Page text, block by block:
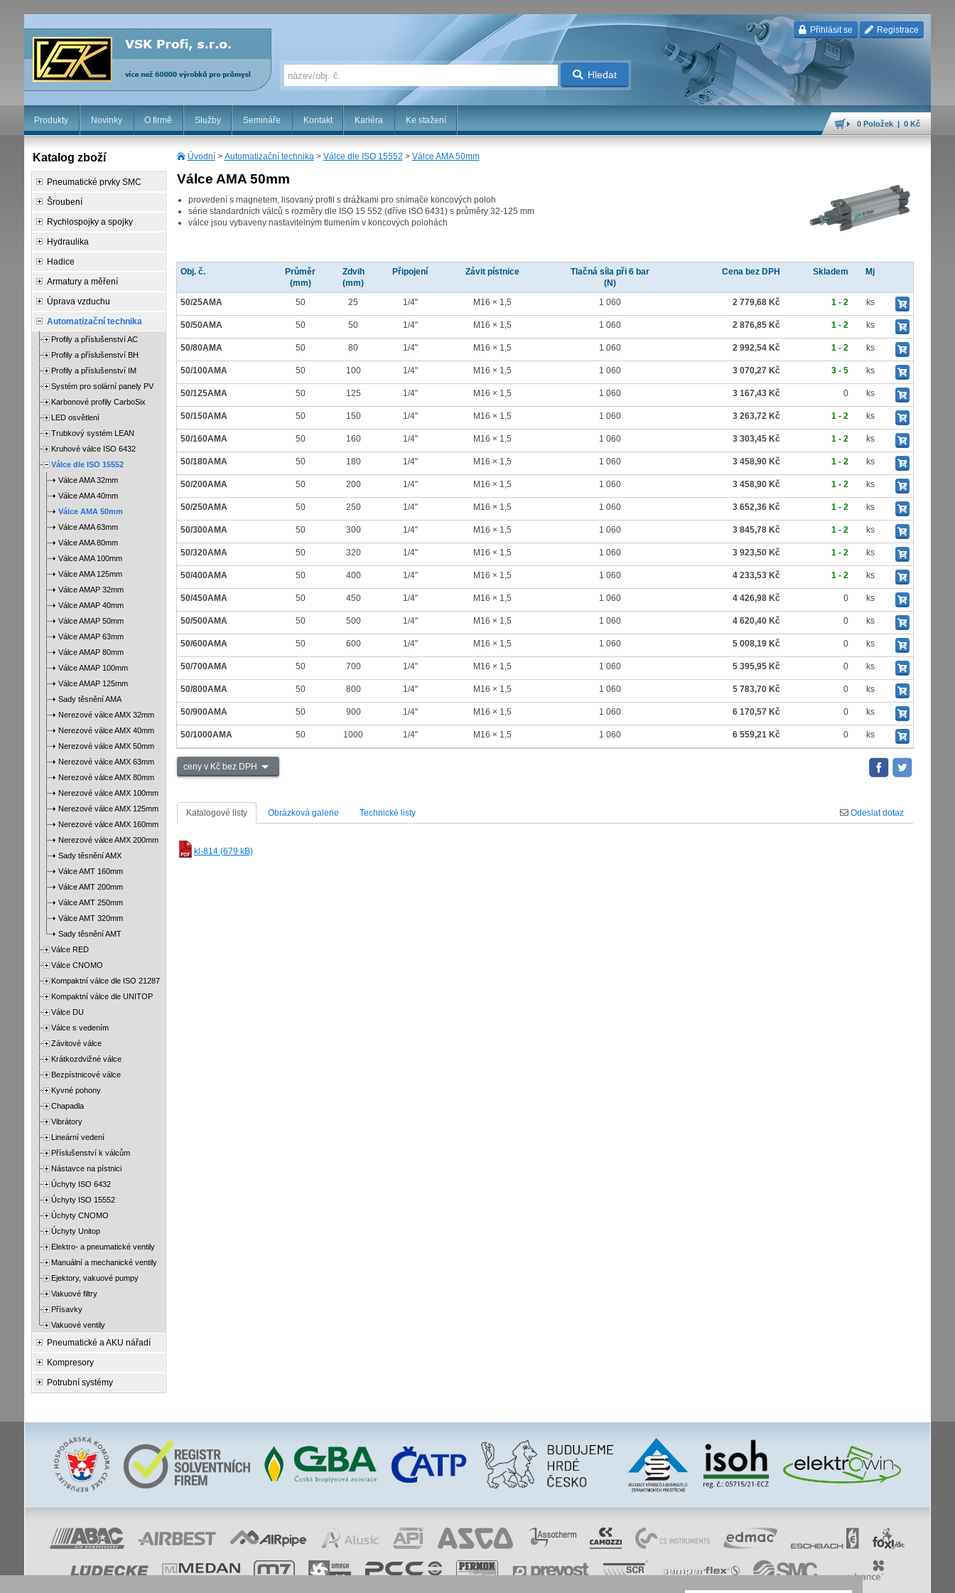
Přihlásit se Registrace
Hledat
Produkty Novinky O firmě Služby Semináře Kontakt Kariéra Ke stažení 0 Položek | 0 Kč
Úvodní> Automatizační technika> Válce dle ISO 15552 > Válce AMA 50mm
Válce AMA 50mm
provedení s magnetem, lisovaný profil s drážkami pro snímače koncových poloh
série standardních válců s rozměry dle ISO 15 552 (dříve ISO 6431) s průměry 32-125 mm
válce jsou vybaveny nastavitelným tlumením v koncových polohách
Obj. č.
Průměr
(mm)
Zdvih
(mm)
Připojení Závit pístnice
Tlačná síla při 6 bar
(N)
Cena bez DPH Skladem Mj
50/25AMA 50 25 1/4" M16 × 1,5 1 060 2 779,68 Kč 1 - 2 ks
50/50AMA 50 50 1/4" M16 × 1,5 1 060 2 876,85 Kč 1 - 2 ks
50/80AMA 50 80 1/4" M16 × 1,5 1 060 2 992,54 Kč 1 - 2 ks
50/100AMA 50 100 1/4" M16 × 1,5 1 060 3 070,27 Kč 3 - 5 ks
50/125AMA 50 125 1/4" M16 × 1,5 1 060 3 167,43 Kč 0 ks
50/150AMA 50 150 1/4" M16 × 1,5 1 060 3 263,72 Kč 1 - 2 ks
50/160AMA 50 160 1/4" M16 × 1,5 1 060 3 303,45 Kč 1 - 2 ks
50/180AMA 50 180 1/4" M16 × 1,5 1 060 3 458,90 Kč 1 - 2 ks
50/200AMA 50 200 1/4" M16 × 1,5 1 060 3 458,90 Kč 1 - 2 ks
50/250AMA 50 250 1/4" M16 × 1,5 1 060 3 652,36 Kč 1 - 2 ks
50/300AMA 50 300 1/4" M16 × 1,5 1 060 3 845,78 Kč 1 - 2 ks
50/320AMA 50 320 1/4" M16 × 1,5 1 060 3 923,50 Kč 1 - 2 ks
50/400AMA 50 400 1/4" M16 × 1,5 1 060 4 233,53 Kč 1 - 2 ks
50/450AMA 50 450 1/4" M16 × 1,5 1 060 4 426,98 Kč 0 ks
50/500AMA 50 500 1/4" M16 × 1,5 1 060 4 620,40 Kč 0 ks
50/600AMA 50 600 1/4" M16 × 1,5 1 060 5 008,19 Kč 0 ks
50/700AMA 50 700 1/4" M16 × 1,5 1 060 5 395,95 Kč 0 ks
50/800AMA 50 800 1/4" M16 × 1,5 1 060 5 783,70 Kč 0 ks
50/900AMA 50 900 1/4" M16 × 1,5 1 060 6 170,57 Kč 0 ks
50/1000AMA 50 1000 1/4" M16 × 1,5 1 060 6 559,21 Kč 0 ks
ceny v Kč bez DPH
Katalogové listy Obrázková galerie Technické listy Odeslat dotaz
kl-814 (679 kB)
Katalog zboží
Pneumatické prvky SMC
Šroubení
Rychlospojky a spojky
Hydraulika
Hadice
Armatury a měření
Úprava vzduchu
Automatizační technika
Profily a příslušenství AC
Profily a příslušenství BH
Profily a příslušenství IM
Systém pro solární panely PV
Karbonové profily CarboSix
LED osvětlení
Trubkový systém LEAN
Kruhové válce ISO 6432
Válce dle ISO 15552
Válce AMA 32mm
Válce AMA 40mm
Válce AMA 50mm
Válce AMA 63mm
Válce AMA 80mm
Válce AMA 100mm
Válce AMA 125mm
Válce AMAP 32mm
Válce AMAP 40mm
Válce AMAP 50mm
Válce AMAP 63mm
Válce AMAP 80mm
Válce AMAP 100mm
Válce AMAP 125mm
Sady těsnění AMA
Nerezové válce AMX 32mm
Nerezové válce AMX 40mm
Nerezové válce AMX 50mm
Nerezové válce AMX 63mm
Nerezové válce AMX 80mm
Nerezové válce AMX 100mm
Nerezové válce AMX 125mm
Nerezové válce AMX 160mm
Nerezové válce AMX 200mm
Sady těsnění AMX
Válce AMT 160mm
Válce AMT 200mm
Válce AMT 250mm
Válce AMT 320mm
Sady těsnění AMT
Válce RED
Válce CNOMO
Kompaktní válce dle ISO 21287
Kompaktní válce dle UNITOP
Válce DU
Válce s vedením
Závitové válce
Krátkozdvižné válce
Bezpístnicové válce
Kyvné pohony
Chapadla
Vibrátory
Lineární vedení
Příslušenství k válcům
Nástavce na pístnici
Úchyty ISO 6432
Úchyty ISO 15552
Úchyty CNOMO
Úchyty Unitop
Elektro- a pneumatické ventily
Manuální a mechanické ventily
Ejektory, vakuové pumpy
Vakuové filtry
Přísavky
Vakuové ventily
Pneumatické a AKU nářadí
Kompresory
Potrubní systémy